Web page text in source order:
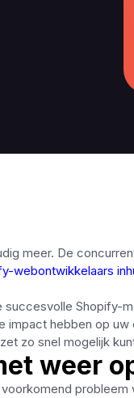
meer. De
webontwikkelaars
Shopify-
impact hebben op uw
zo snel mogelijk
weer
probleem